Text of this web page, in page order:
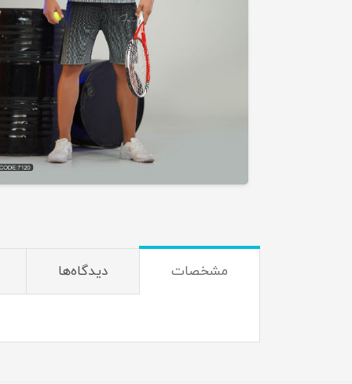
مشخصات دیدگاه‌ها